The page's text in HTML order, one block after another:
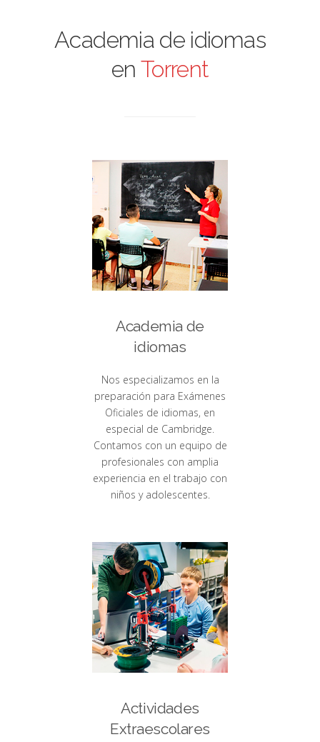
Academia de idiomas
en Torrent
Academia de
idiomas
Nos especializamos en la
preparación para Exámenes
Oficiales de idiomas, en
especial de Cambridge.
Contamos con un equipo de
profesionales con amplia
experiencia en el trabajo con
niños y adolescentes.
Actividades
Extraescolares